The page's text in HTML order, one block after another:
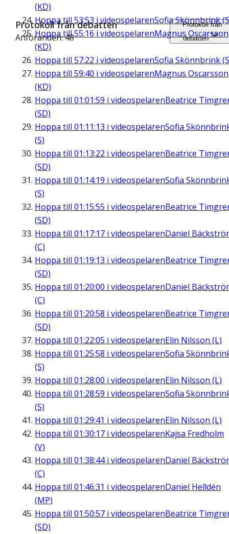
(KD)
Hoppa till 53:53 i videospelarenSofia Skönnbrink
Hoppa till55:16 i videospelarenMagnus Oscarsson
(KD)
Hoppa till 57:22 i videospelarenSofia Skönnbrink
Hoppa till 59:40 i videospelarenMagnus Oscarsson
(KD)
Hoppa till 01:01:59 i videospelarenBeatrice
(SD)
Hoppa till 01:11:13 i videospelarenSofia
(S)
Hoppa till 01:13:22 i videospelarenBeatrice
(SD)
Hoppa till 01:14:19 i videospelarenSofia
(S)
Hoppa till 01:15:55 i videospelarenBeatrice
(SD)
Hoppa till 01:17:17 i videospelarenDaniel
(C)
Hoppa till 01:19:13 i videospelarenBeatrice
(SD)
Hoppa till 01:20:00 i videospelarenDaniel
(C)
Hoppa till 01:20:58 i videospelarenBeatrice
(SD)
Hoppa till 01:22:05 i videospelarenElin Nilsson (L)
Hoppa till 01:25:58 i videospelarenSofia
(S)
Hoppa till 01:28:00 i videospelarenElin Nilsson (L)
Hoppa till 01:28:59 i videospelarenSofia
(S)
Hoppa till 01:29:41 i videospelarenElin Nilsson (L)
Hoppa till 01:30:17 i videospelarenKajsa Fredholm
(V)
Hoppa till 01:38:44i videospelarenDaniel
(C)
Hoppa till 01:46:31 i videospelarenDaniel Helldén
(MP)
Hoppa till 01:50:57 i videospelarenBeatrice
(SD)
Protokoll från debatten
Anföranden: 48
Protokoll från
debatten